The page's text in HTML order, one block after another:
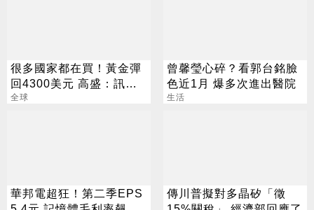
很多國家都在買！黃金彈
回4300美元 高盛：訊號
來了
全球
曾馨瑩心碎？看郭台銘臉
色近1月 爆多次進出醫院
生活
華邦電超狂！第二季EPS
傳川普擬對多晶矽「徵